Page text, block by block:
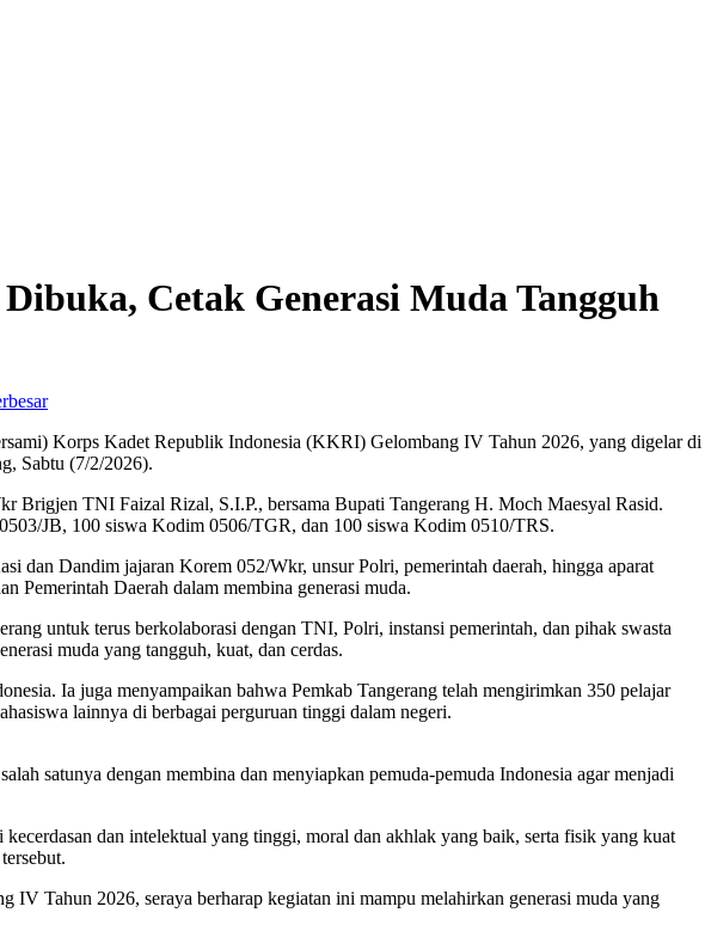
Cetak Generasi Muda Tangguh
Korps Kadet Republik Indonesia (KKRI) Gelombang IV Tahun 2026, yang digelar di
Sabtu (7/2/2026).
TNI Faizal Rizal, S.I.P., bersama Bupati Tangerang H. Moch Maesyal Rasid.
JB, 100 siswa Kodim 0506/TGR, dan 100 siswa Kodim 0510/TRS.
dan Dandim jajaran Korem 052/Wkr, unsur Polri, pemerintah daerah, hingga aparat
Pemerintah Daerah dalam membina generasi muda.
untuk terus berkolaborasi dengan TNI, Polri, instansi pemerintah, dan pihak swasta
muda yang tangguh, kuat, dan cerdas.
Ia juga menyampaikan bahwa Pemkab Tangerang telah mengirimkan 350 pelajar
lainnya di berbagai perguruan tinggi dalam negeri.
satunya dengan membina dan menyiapkan pemuda-pemuda Indonesia agar menjadi
dan intelektual yang tinggi, moral dan akhlak yang baik, serta fisik yang kuat
Tahun 2026, seraya berharap kegiatan ini mampu melahirkan generasi muda yang